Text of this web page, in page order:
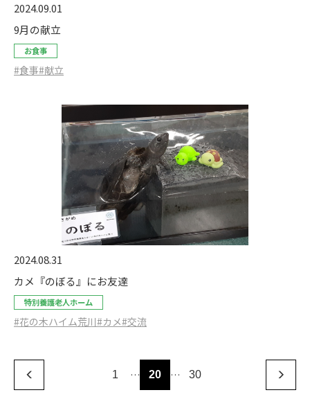
2024.09.01
9月の献立
お食事
#食事#献立
2024.08.31
カメ『のぼる』にお友達
特別養護老人ホーム
#花の木ハイム荒川#カメ#交流
1 … 20 … 30